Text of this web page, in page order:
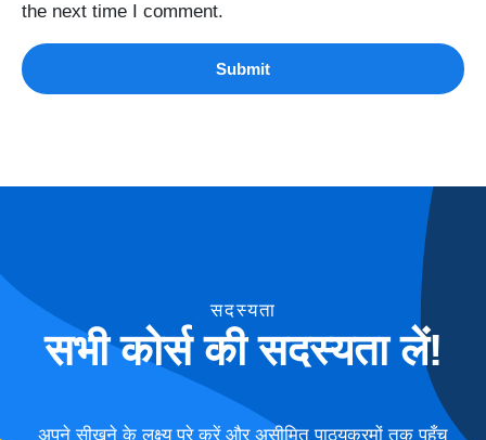
the next time I comment.
सदस्यता
सभी कोर्स की सदस्यता लें!
अपने सीखने के लक्ष्य पूरे करें और असीमित पाठ्यक्रमों तक पहुँच